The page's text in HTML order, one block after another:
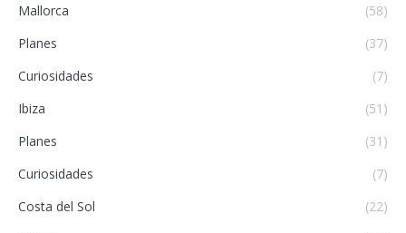
Mallorca
(58)
Planes
(37)
Curiosidades
(7)
Ibiza
(51)
Planes
(31)
Curiosidades
(7)
Costa del Sol
(22)